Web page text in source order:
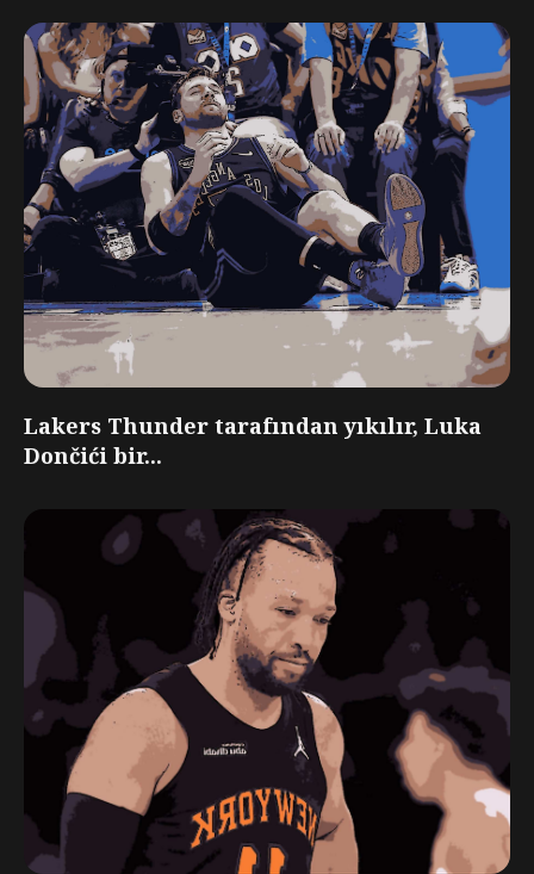
Lakers Thunder tarafından yıkılır, Luka
Dončići bir...